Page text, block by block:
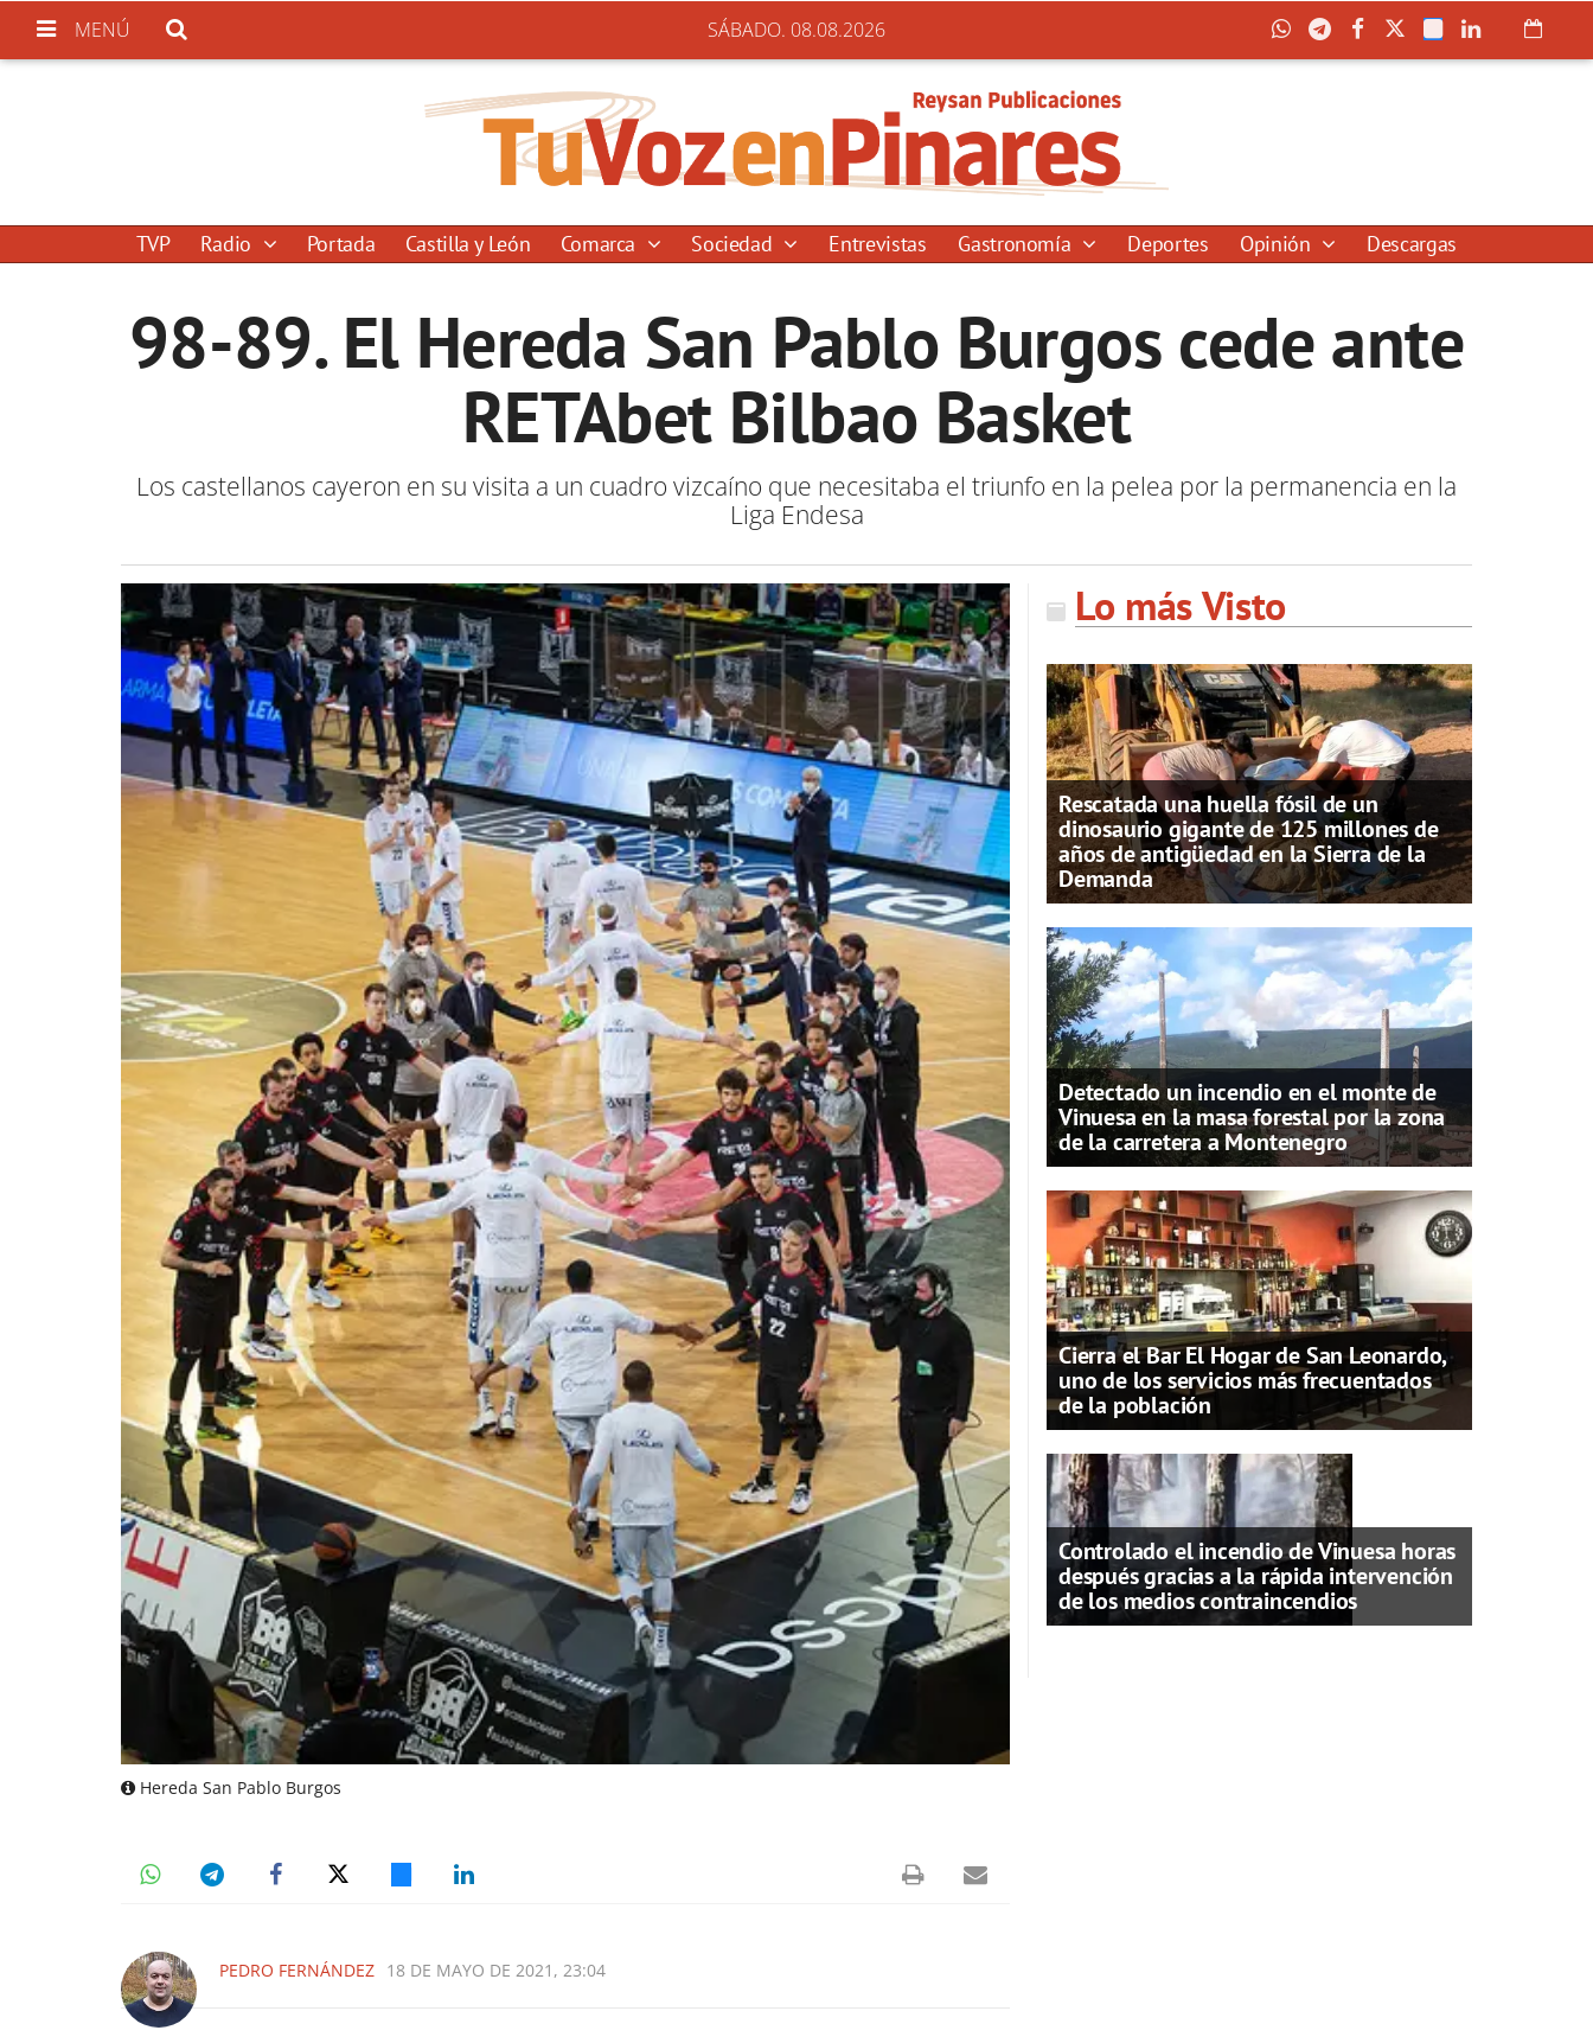
MENÚ SÁBADO. 08.08.2026
TVP Radio Portada Castilla y León Comarca Sociedad Entrevistas Gastronomía Deportes Opinión Descargas
98-89. El Hereda San Pablo Burgos cede ante
RETAbet Bilbao Basket
Los castellanos cayeron en su visita a un cuadro vizcaíno que necesitaba el triunfo en la pelea por la permanencia en la
Liga Endesa
Hereda San Pablo Burgos
PEDRO FERNÁNDEZ 18 DE MAYO DE 2021, 23:04
Lo más Visto
Rescatada una huella fósil de un
dinosaurio gigante de 125 millones de
años de antigüedad en la Sierra de la
Demanda
Detectado un incendio en el monte de
Vinuesa en la masa forestal por la zona
de la carretera a Montenegro
Cierra el Bar El Hogar de San Leonardo,
uno de los servicios más frecuentados
de la población
Controlado el incendio de Vinuesa horas
después gracias a la rápida intervención
de los medios contraincendios